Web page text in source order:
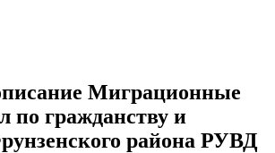
Миграционные
по гражданству и
района РУВД